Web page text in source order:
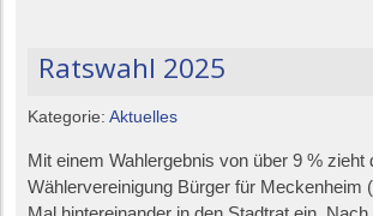
Ratswahl 2025
Kategorie:Aktuelles
Mit einem Wahlergebnis von über 9 % zieht
Wählervereinigung Bürger für Meckenheim